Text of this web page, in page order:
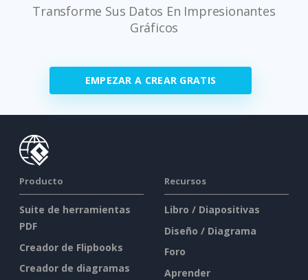
Transforme Sus Datos En Impresionantes
Gráficos
EMPEZAR A CREAR GRATIS
Producto
Suite de herramientas
PDF
Creador de Flipbooks
Creador de diagramas
Recursos
Libro / Diapositivas
Diseño / Diagrama
Foro
Aprender